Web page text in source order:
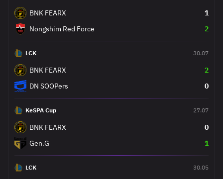
BNK FEARX
1
Nongshim Red Force
2
LCK 30.07
BNK FEARX
2
DN SOOPers
0
KeSPA Cup 27.07
BNK FEARX
0
Gen.G
1
LCK 30.05